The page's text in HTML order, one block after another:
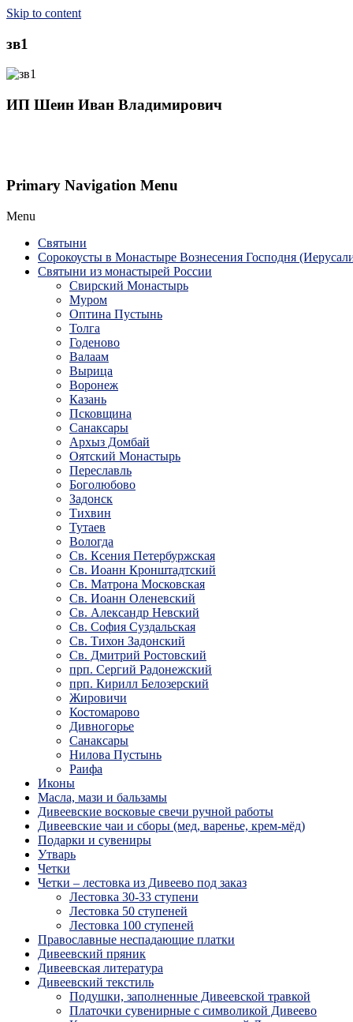
Skip to content
зв1
ИП Шеин Иван Владимирович
Primary Navigation Menu
Menu
Святыни
Сорокоусты в Монастыре Вознесения Господня
Святыни из монастырей России
Свирский Монастырь
Муром
Оптина Пустынь
Толга
Годеново
Валаам
Вырица
Воронеж
Казань
Псковщина
Санаксары
Архыз Домбай
Оятский Монастырь
Переславль
Боголюбово
Задонск
Тихвин
Тутаев
Вологда
Св. Ксения Петербуржская
Св. Иоанн Кронштадтский
Св. Матрона Московская
Св. Иоанн Оленевский
Св. Александр Невский
Св. София Суздальская
Св. Тихон Задонский
Св. Дмитрий Ростовский
прп. Сергий Радонежский
прп. Кирилл Белозерский
Жировичи
Костомарово
Дивногорье
Санаксары
Нилова Пустынь
Раифа
Иконы
Масла, мази и бальзамы
Дивеевские восковые свечи ручной работы
Дивеевские чаи и сборы (мед, варенье, крем-мёд)
Подарки и сувениры
Утварь
Четки
Четки – лестовка из Дивеево под заказ
Лестовка 30-33 ступени
Лестовка 50 ступеней
Лестовка 100 ступеней
Православные неспадающие платки
Дивеевский пряник
Дивеевская литература
Дивеевский текстиль
Подушки, заполненные Дивеевской травкой
Платочки сувенирные с символикой Дивеево